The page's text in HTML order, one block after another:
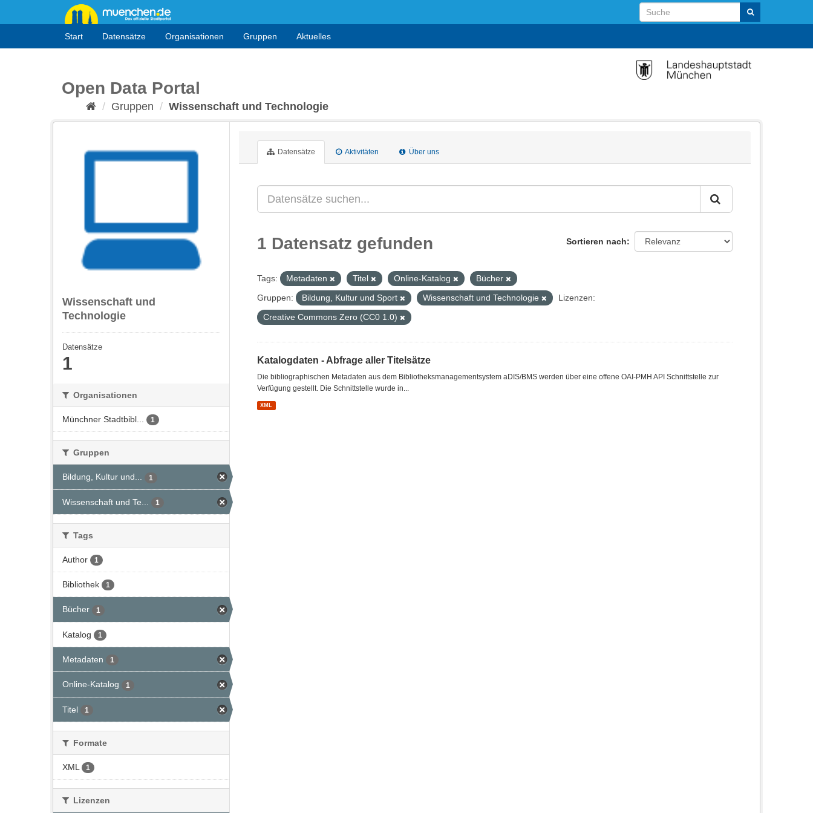
Start Datensätze Organisationen Gruppen Aktuelles
Open Data Portal
Gruppen Wissenschaft und Technologie
Wissenschaft und
Technologie
Datensätze
1
Organisationen
Münchner Stadtbibl... 1
Gruppen
Bildung, Kultur und... 1
Wissenschaft und Te... 1
Tags
Author 1
Bibliothek 1
Bücher 1
Katalog 1
Metadaten 1
Online-Katalog 1
Titel 1
Formate
XML 1
Lizenzen
Datensätze Aktivitäten Über uns
Sortieren nach
1 Datensatz gefunden
Tags: Metadaten Titel Online-Katalog
Bücher
Gruppen:
Bildung, Kultur und Sport Wissenschaft und Technologie
Lizenzen:
Creative Commons Zero (CC0 1.0)
Katalogdaten - Abfrage aller Titelsätze
Die bibliographischen Metadaten aus dem Bibliotheksmanagementsystem aDIS/BMS werden über eine offene OAI-PMH API Schnittstelle zur
Verfügung gestellt. Die Schnittstelle wurde in...
XML